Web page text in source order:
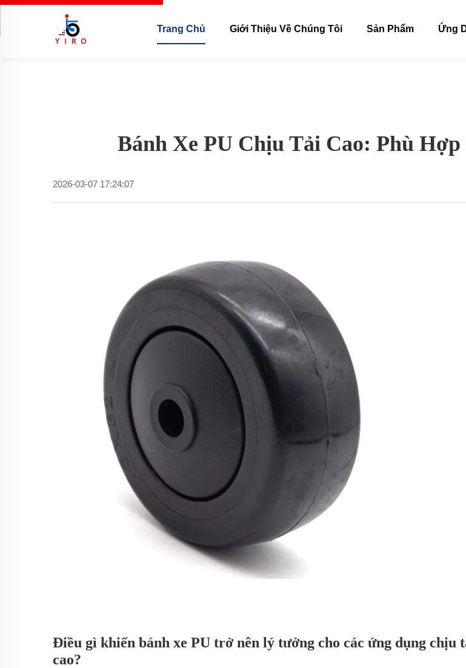
Trang Chủ Giới Thiệu Về Chúng Tôi Sản Phẩm Ứng
Bánh Xe PU Chịu Tải Cao: Phù
2026-03-07 17:24:07
Điều gì khiến bánh xe PU trở nên lý tưởng cho các ứng dụng chịu
cao?